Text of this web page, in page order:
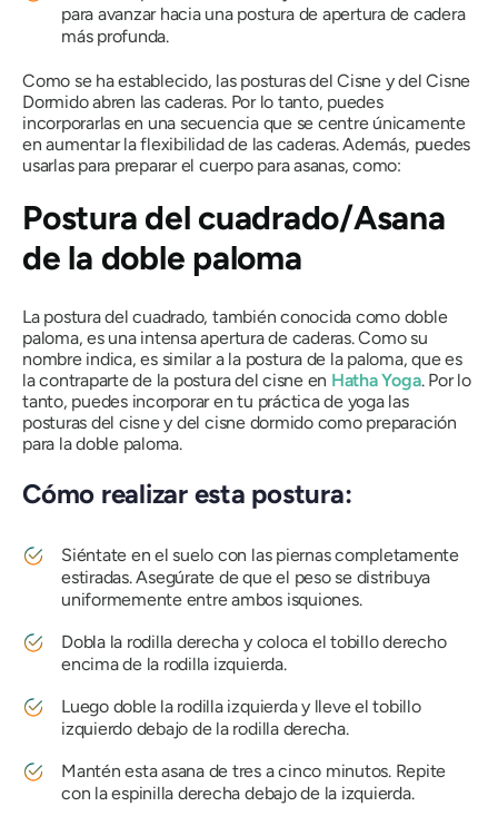
para avanzar hacia una postura de apertura de cadera
más profunda.
Como se ha establecido, las posturas del Cisne y del Cisne
Dormido abren las caderas. Por lo tanto, puedes
incorporarlas en una secuencia que se centre únicamente
en aumentar la flexibilidad de las caderas. Además, puedes
usarlas para preparar el cuerpo paraasanas, como:
Postura del cuadrado/Asana
de la doble paloma
La postura del cuadrado, también conocida como doble
paloma, es una intensa apertura de caderas. Como su
nombre indica, es similar a la postura de la paloma, que es
la contraparte de la postura del cisne en Hatha Yoga. Por lo
tanto, puedes incorporar en tu práctica de yoga las
posturas del cisne y del cisne dormido como preparación
para la doble paloma.
Cómo realizar esta postura:
Siéntate en el suelo con las piernas completamente
estiradas. Asegúrate de que el peso se distribuya
uniformemente entre ambos isquiones.
Dobla la rodilla derecha y coloca el tobillo derecho
encima de la rodilla izquierda.
Luego doble la rodilla izquierda y lleve el tobillo
izquierdo debajo de la rodilla derecha.
Mantén estaasanade tres a cinco minutos. Repite
con la espinilla derecha debajo de la izquierda.